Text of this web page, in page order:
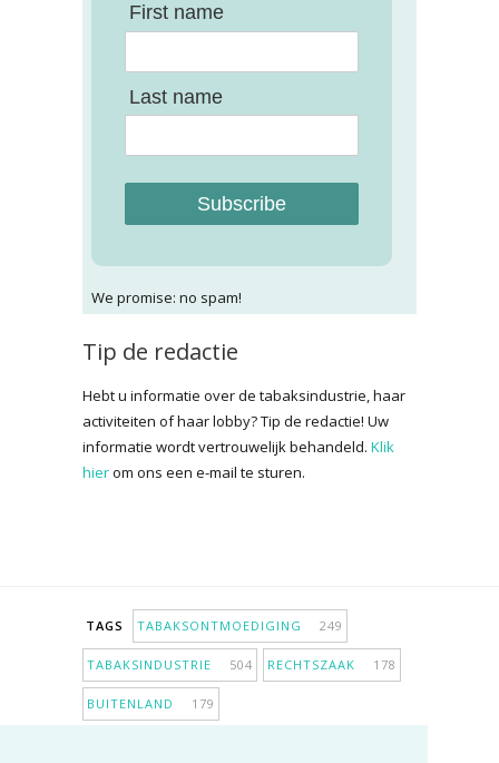
First name
Last name
Subscribe
We promise: no spam!
Tip de redactie
Hebt u informatie over de tabaksindustrie, haar
activiteiten of haar lobby? Tip de redactie! Uw
informatie wordt vertrouwelijk behandeld. Klik
hierom ons een e-mail te sturen.
TAGS TABAKSONTMOEDIGING 249
TABAKSINDUSTRIE 504 RECHTSZAAK 178
BUITENLAND 179